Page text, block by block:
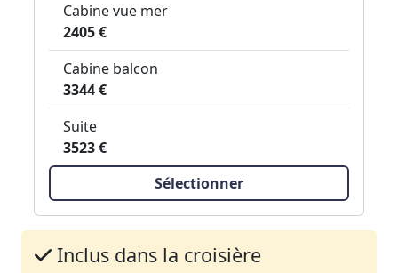
Cabine vue mer
2405 €
Cabine balcon
3344 €
Suite
3523 €
Sélectionner
Inclus dans la croisière